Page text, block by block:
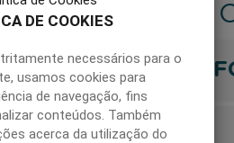
DE COOKIES
necessários para o
usamos cookies para
de navegação, fins
conteúdos. Também
acerca da utilização do
COMO